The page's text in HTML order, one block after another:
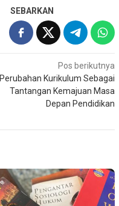
SEBARKAN
Pos berikutnya
Perubahan Kurikulum Sebagai
Tantangan Kemajuan Masa
Depan Pendidikan